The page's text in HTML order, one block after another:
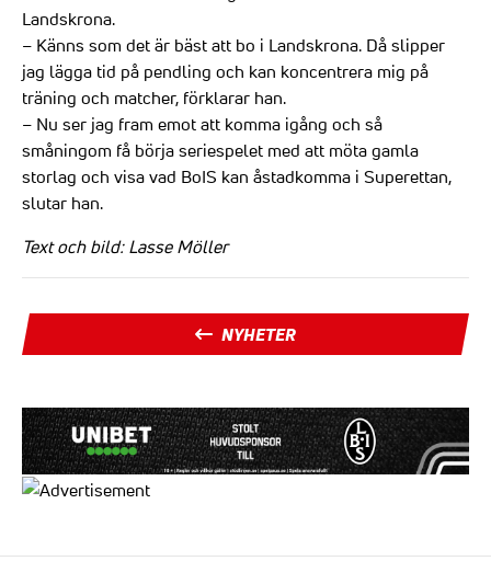
Landskrona.
– Känns som det är bäst att bo i Landskrona. Då slipper
jag lägga tid på pendling och kan koncentrera mig på
träning och matcher, förklarar han.
– Nu ser jag fram emot att komma igång och så
småningom få börja seriespelet med att möta gamla
storlag och visa vad BoIS kan åstadkomma i Superettan,
slutar han.
Text och bild: Lasse Möller
NYHETER